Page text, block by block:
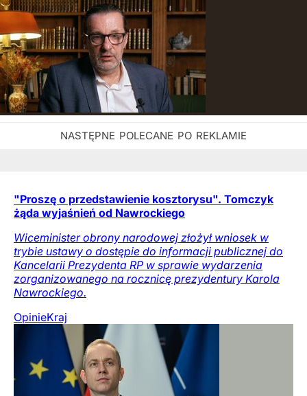
"Proszę o przedstawienie kosztorysu". Tomczyk
żąda wyjaśnień od Nawrockiego
Wiceminister obrony narodowej złożył wniosek w
trybie ustawy o dostępie do informacji publicznej do
Kancelarii Prezydenta RP w sprawie wydarzenia
zorganizowanego na rocznicę prezydentury Karola
Nawrockiego.
OpinieKraj